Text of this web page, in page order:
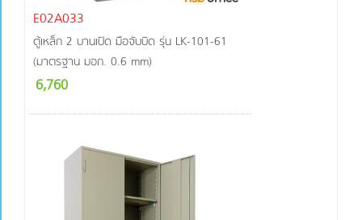
E02A033
ตู้เหล็ก 2 บานเปิด มือจับบิด รุ่น LK-101-61
(มาตรฐาน มอก. 0.6 mm)
6,760